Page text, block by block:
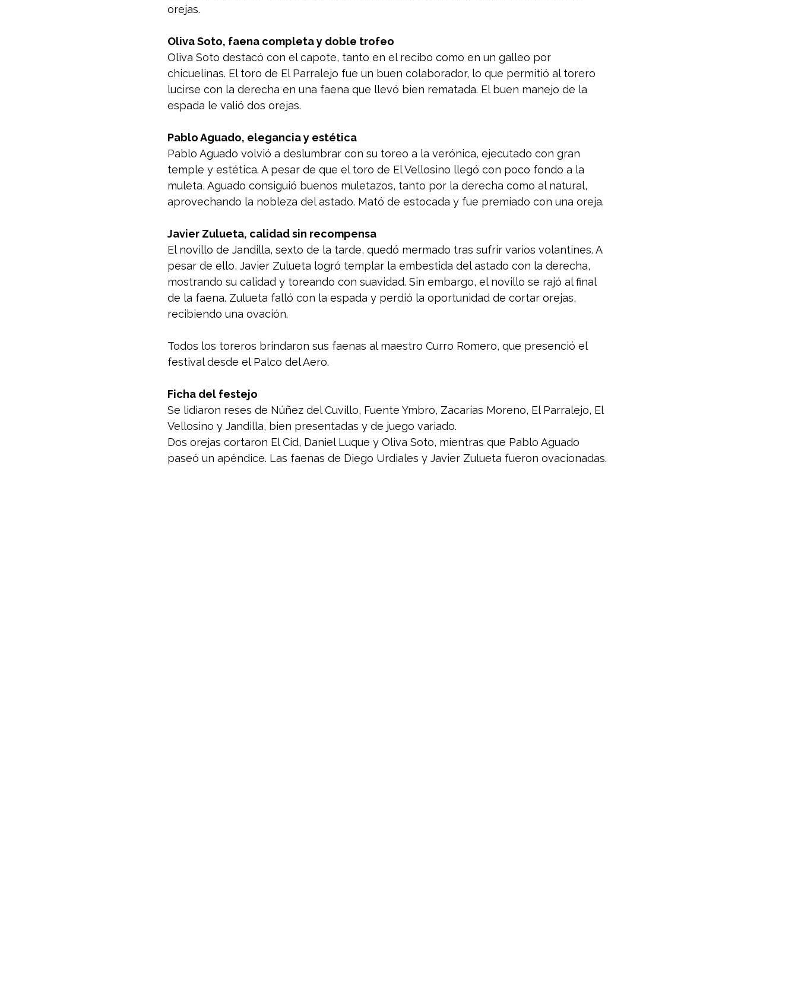
orejas.
Oliva Soto, faena completa y doble trofeo
Oliva Soto destacó con el capote, tanto en el recibo como en un galleo por
chicuelinas. El toro de El Parralejo fue un buen colaborador, lo que permitió al torero
lucirse con la derecha en una faena que llevó bien rematada. El buen manejo de la
espada le valió dos orejas.
Pablo Aguado, elegancia y estética
Pablo Aguado volvió a deslumbrar con su toreo a la verónica, ejecutado con gran
temple y estética. A pesar de que el toro de El Vellosino llegó con poco fondo a la
muleta, Aguado consiguió buenos muletazos, tanto por la derecha como al natural,
aprovechando la nobleza del astado. Mató de estocada y fue premiado con una oreja.
Javier Zulueta, calidad sin recompensa
El novillo de Jandilla, sexto de la tarde, quedó mermado tras sufrir varios volantines. A
pesar de ello, Javier Zulueta logró templar la embestida del astado con la derecha,
mostrando su calidad y toreando con suavidad. Sin embargo, el novillo se rajó al final
de la faena. Zulueta falló con la espada y perdió la oportunidad de cortar orejas,
recibiendo una ovación.
Todos los toreros brindaron sus faenas al maestro Curro Romero, que presenció el
festival desde el Palco del Aero.
Ficha del festejo
Se lidiaron reses de Núñez del Cuvillo, Fuente Ymbro, Zacarías Moreno, El Parralejo, El
Vellosino y Jandilla, bien presentadas y de juego variado.
Dos orejas cortaron El Cid, Daniel Luque y Oliva Soto, mientras que Pablo Aguado
paseó un apéndice. Las faenas de Diego Urdiales y Javier Zulueta fueron ovacionadas.